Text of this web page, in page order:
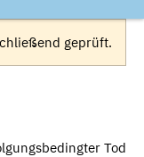
geprüft.
Tod